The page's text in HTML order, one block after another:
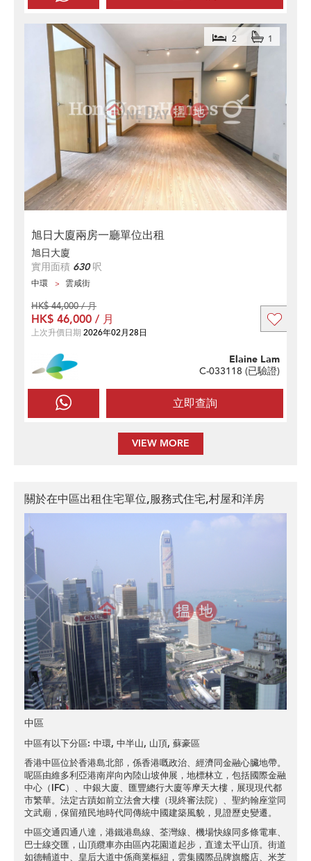
旭日大廈兩房一廳單位出租
2 1
旭日大廈
實用面積 630呎
中環 雲咸街
立即查詢
Elaine Lam
C-033118 (已驗證)
HK$ 44,000 / 月
HK$ 46,000 / 月
上次升價日期 2026年02月28日
VIEW MORE
關於在中區出租住宅單位,服務式住宅,村屋和洋房
中區
中區有以下分區: 中環, 中半山, 山頂, 蘇豪區
香港中區位於香港島北部，係香港嘅政治、經濟同金融心臟地帶。
呢區由維多利亞港南岸向內陸山坡伸展，地標林立，包括國際金融
中心（IFC）、中銀大廈、匯豐總行大廈等摩天大樓，展現現代都
市繁華。法定古蹟如前立法會大樓（現終審法院）、聖約翰座堂同
文武廟，保留殖民地時代同傳統中國建築風貌，見證歷史變遷。
中區交通四通八達，港鐵港島線、荃灣線、機場快線同多條電車、
巴士線交匯，山頂纜車亦由區內花園道起步，直達太平山頂。街道
如德輔道中、皇后大道中係商業樞紐，雲集國際品牌旗艦店、米芝